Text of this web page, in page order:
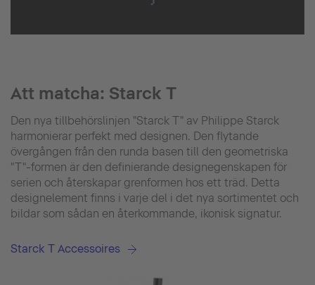
Att matcha: Starck T
Den nya tillbehörslinjen "Starck T" av Philippe Starck
harmonierar perfekt med designen. Den flytande
övergången från den runda basen till den geometriska
"T"-formen är den definierande designegenskapen för
serien och återskapar grenformen hos ett träd. Detta
designelement finns i varje del i det nya sortimentet och
bildar som sådan en återkommande, ikonisk signatur.
Starck T Accessoires